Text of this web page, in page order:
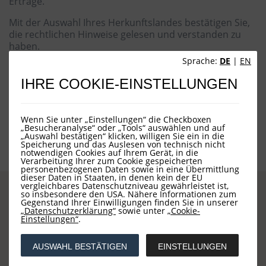
Sprache: DE | EN
IHRE COOKIE-EINSTELLUNGEN
Wenn Sie unter „Einstellungen“ die Checkboxen
„Besucheranalyse“ oder „Tools“ auswählen und auf
„Auswahl bestätigen“ klicken, willigen Sie ein in die
Speicherung und das Auslesen von technisch nicht
notwendigen Cookies auf Ihrem Gerät, in die
Verarbeitung Ihrer zum Cookie gespeicherten
personenbezogenen Daten sowie in eine Übermittlung
dieser Daten in Staaten, in denen kein der EU
vergleichbares Datenschutzniveau gewährleistet ist,
so insbesondere den USA. Nähere Informationen zum
Gegenstand Ihrer Einwilligungen finden Sie in unserer
„Datenschutzerklärung“ sowie unter „Cookie-
Einstellungen“.
AUSWAHL BESTÄTIGEN EINSTELLUNGEN
Mit der Auswahl Ihres Herkunftslandes bestätigen Sie,
die rechtlichen Hinweise gelesen und verstanden zu
haben.
Seiten